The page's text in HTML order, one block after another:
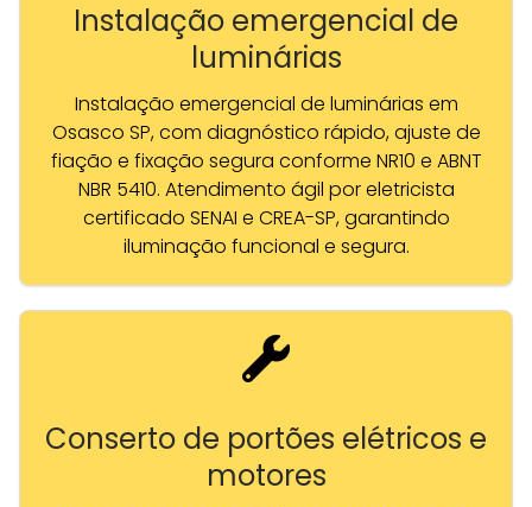
Instalação emergencial de
luminárias
Instalação emergencial de luminárias em
Osasco SP, com diagnóstico rápido, ajuste de
fiação e fixação segura conforme NR10 e ABNT
NBR 5410. Atendimento ágil por eletricista
certificado SENAI e CREA-SP, garantindo
iluminação funcional e segura.
Conserto de portões elétricos e
motores